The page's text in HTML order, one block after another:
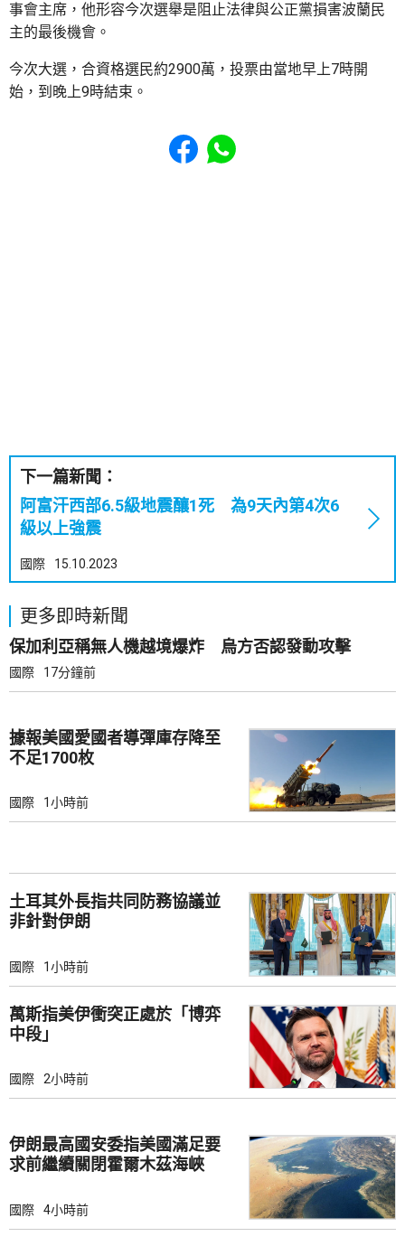
事會主席，他形容今次選舉是阻止法律與公正黨損害波蘭民
主的最後機會。
今次大選，合資格選民約2900萬，投票由當地早上7時開
始，到晚上9時結束。
Share to Facebook
Share to WhatsApp
下一篇新聞：
阿富汗西部6.5級地震釀1死 為9天內第4次6
級以上強震
國際 15.10.2023
更多即時新聞
保加利亞稱無人機越境爆炸 烏方否認發動攻擊
國際 17分鐘前
據報美國愛國者導彈庫存降至
不足1700枚
國際 1小時前
土耳其外長指共同防務協議並
非針對伊朗
國際 1小時前
萬斯指美伊衝突正處於「博弈
中段」
國際 2小時前
伊朗最高國安委指美國滿足要
求前繼續關閉霍爾木茲海峽
國際 4小時前